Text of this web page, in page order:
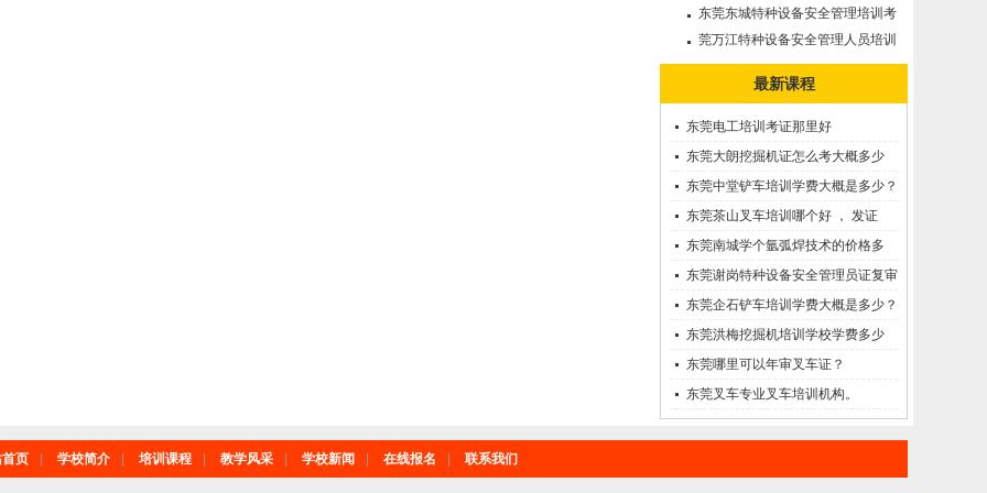
审需要多久?
东莞东城特种设备安全管理培训考
证哪里考？
莞万江特种设备安全管理人员培训
考证--A证
最新课程
东莞电工培训考证那里好
东莞大朗挖掘机证怎么考大概多少
钱?在哪里报名？
东莞中堂铲车培训学费大概是多少？
东莞茶山叉车培训哪个好 ， 发证
快！
东莞南城学个氩弧焊技术的价格多
少？
东莞谢岗特种设备安全管理员证复审
需要多久?
东莞企石铲车培训学费大概是多少？
东莞洪梅挖掘机培训学校学费多少
钱?
东莞哪里可以年审叉车证？
东莞叉车专业叉车培训机构。
页 学校简介 培训课程 教学风采 学校新闻 在线报名 联系我们